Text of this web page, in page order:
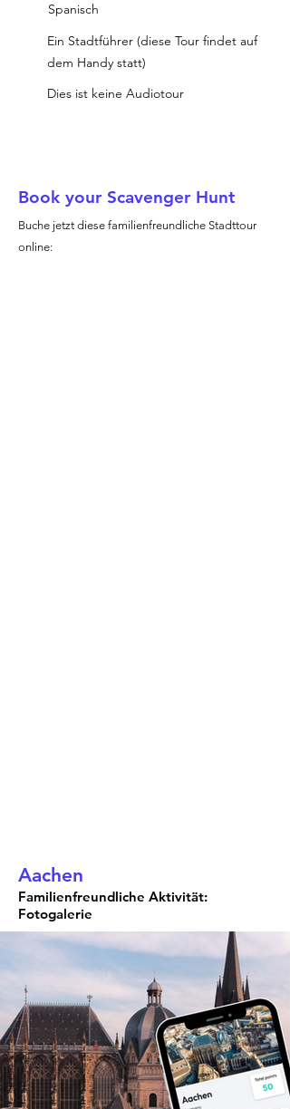
Spanisch
Ein Stadtführer (diese Tour findet auf
dem Handy statt)
Dies ist keine Audiotour
Book your Scavenger Hunt
Buche jetzt diese familienfreundliche Stadttour
online:
Aachen
Familienfreundliche Aktivität:
Fotogalerie